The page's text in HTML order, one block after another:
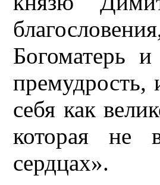
Богоматерь
премудрость,
себя как
которая не
сердцах».